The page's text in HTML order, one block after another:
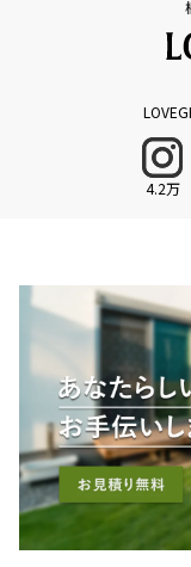
4.2万